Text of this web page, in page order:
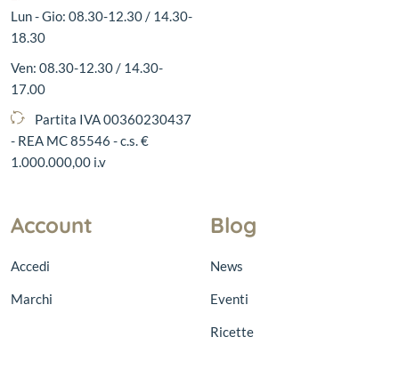
Lun - Gio: 08.30-12.30 / 14.30-
18.30
Ven: 08.30-12.30 / 14.30-
17.00
Partita IVA 00360230437
- REA MC 85546 - c.s. €
1.000.000,00 i.v
Account
Accedi
Marchi
Blog
News
Eventi
Ricette